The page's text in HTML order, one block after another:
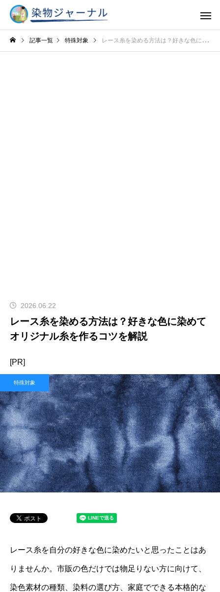
記事一覧 特殊対象 レース糸を染める方法は？好きな色に染めてオリジナル糸を作るコツを解説
2026.06.22
レース糸を染める方法は？好きな色に染めて
オリジナル糸を作るコツを解説
[PR]
特殊対象
レース糸を自分の好きな色に染めたいと思ったことはあ
りませんか。市販の色だけでは物足りない方に向けて、
染色素材の種類、染料の選び方、家庭でできる本格的な